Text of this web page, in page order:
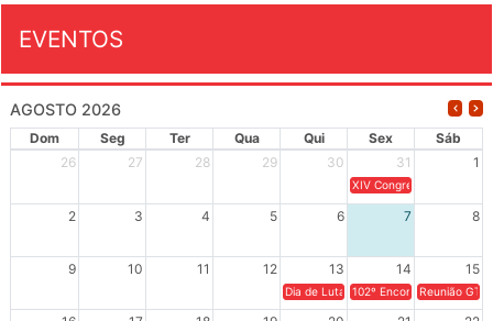
EVENTOS
AGOSTO 2026
Dom Seg Ter Qua Qui Sex
Sáb
26
27 28 29 30 31 1
XIV Congresso Brasileiro
2 3 4 5 6 7 8
9 10 11 12 13 14 15
Dia de Luta em Defesa de Cuba e da
102º Encontro da
Reunião